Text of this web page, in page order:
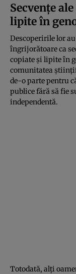
Secvențe
lipite în
Descoperirile lor
îngrijorătoare ca
copiate și lipite în
comunitatea
de-o parte pentru
publice fără să fie
independentă.
Totodată, alți